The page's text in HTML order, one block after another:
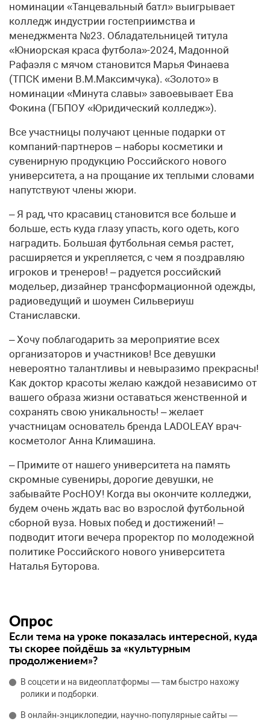
номинации «Танцевальный батл» выигрывает
колледж индустрии гостеприимства и
менеджмента №23. Обладательницей титула
«Юниорская краса футбола»-2024, Мадонной
Рафаэля с мячом становится Марья Финаева
(ТПСК имени В.М.Максимчука). «Золото» в
номинации «Минута славы» завоевывает Ева
Фокина (ГБПОУ «Юридический колледж»).
Все участницы получают ценные подарки от
компаний-партнеров – наборы косметики и
сувенирную продукцию Российского нового
университета, а на прощание их теплыми словами
напутствуют члены жюри.
– Я рад, что красавиц становится все больше и
больше, есть куда глазу упасть, кого одеть, кого
наградить. Большая футбольная семья растет,
расширяется и укрепляется, с чем я поздравляю
игроков и тренеров! – радуется российский
модельер, дизайнер трансформационной одежды,
радиоведущий и шоумен Сильвериуш
Станиславски.
– Хочу поблагодарить за мероприятие всех
организаторов и участников! Все девушки
невероятно талантливы и невыразимо прекрасны!
Как доктор красоты желаю каждой независимо от
вашего образа жизни оставаться женственной и
сохранять свою уникальность! – желает
участницам основатель бренда LADOLEAY врач-
косметолог Анна Климашина.
– Примите от нашего университета на память
скромные сувениры, дорогие девушки, не
забывайте РосНОУ! Когда вы окончите колледжи,
будем очень ждать вас во взрослой футбольной
сборной вуза. Новых побед и достижений! –
подводит итоги вечера проректор по молодежной
политике Российского нового университета
Наталья Буторова.
Опрос
Если тема на уроке показалась интересной, куда
ты скорее пойдёшь за «культурным
продолжением»?
В соцсети и на видеоплатформы — там быстро нахожу
ролики и подборки.
В онлайн‑энциклопедии, научно‑популярные сайты —